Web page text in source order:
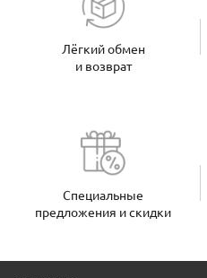
Лёгкий обмен
и возврат
Специальные
предложения и скидки